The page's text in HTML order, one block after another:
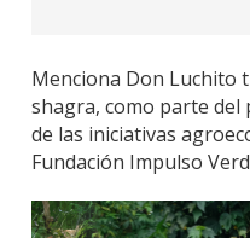
Menciona Don Luchito
shagra, como parte del
de las iniciativas
Fundación Impulso